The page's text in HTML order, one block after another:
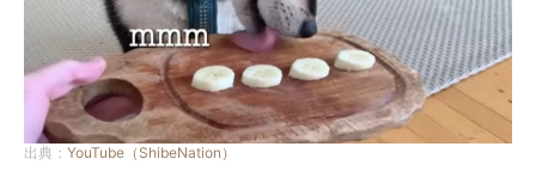
出典： YouTube（ShibeNation）